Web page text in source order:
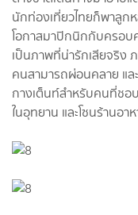
นักท่องเที่ยวไทยก็พาลูก
โอกาสมาปิกนิกกับครอบ
เป็นภาพที่น่ารักเสียจริง
คนสามารถผ่อนคลาย แ
กางเต็นท์สำหรับคนที่ชอ
ในอุทยาน และโซนร้านอ